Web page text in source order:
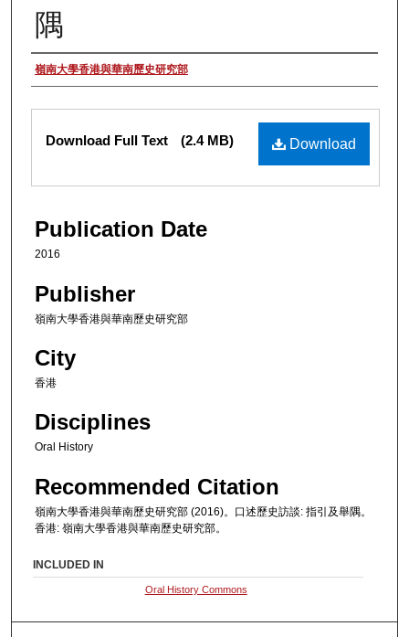
隅
Authors
嶺南大學香港與華南歷史研究部
Files
Download
Download Full Text (2.4 MB)
Publication Date
2016
Publisher
嶺南大學香港與華南歷史研究部
City
香港
Disciplines
Oral History
Recommended Citation
嶺南大學香港與華南歷史研究部 (2016)。口述歷史訪談: 指引及舉隅。
香港: 嶺南大學香港與華南歷史研究部。
INCLUDED IN
Oral History Commons